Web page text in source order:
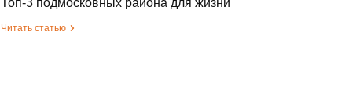
Топ-3 подмосковных района для жизни
Читать статью